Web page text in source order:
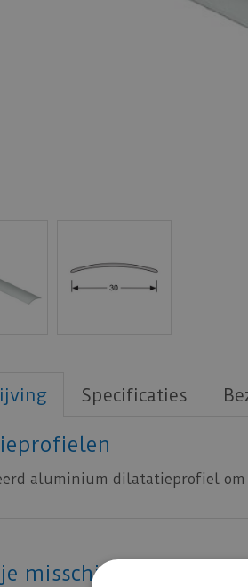
Specificaties
aluminium dilatatieprofiel
misschien ook mooi!